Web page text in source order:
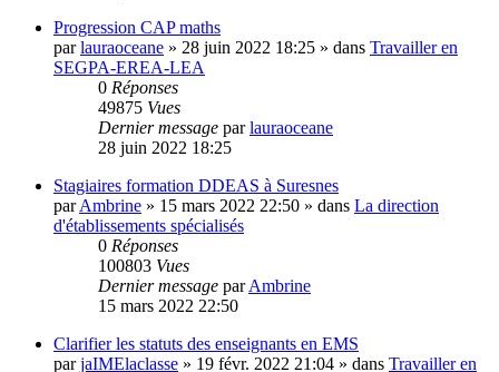
Progression CAP maths
parlauraoceane » 28 juin 2022 18:25 » dans Travailler en
SEGPA-EREA-LEA
0 Réponses
49875 Vues
Dernier message parlauraoceane
28 juin 2022 18:25
Stagiaires formation DDEAS à Suresnes
parAmbrine » 15 mars 2022 22:50 » dans La direction
d'établissements spécialisés
0 Réponses
100803 Vues
Dernier message parAmbrine
15 mars 2022 22:50
Clarifier les statuts des enseignants en EMS
parjaIMElaclasse » 19 févr. 2022 21:04 » dans Travailler en